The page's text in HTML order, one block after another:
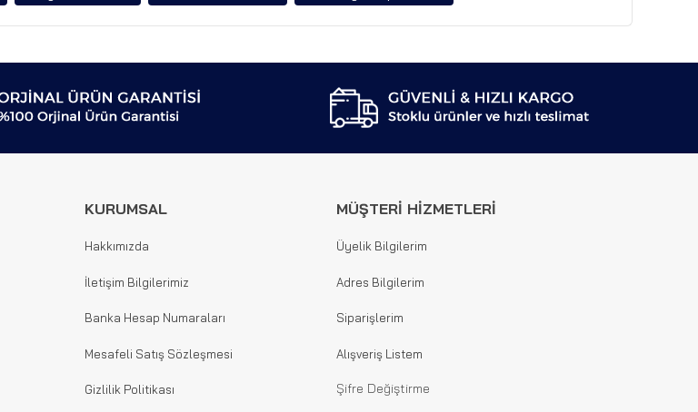
KURUMSAL
Hakkımızda
İletişim Bilgilerimiz
Banka Hesap Numaraları
Mesafeli Satış Sözleşmesi
Gizlilik Politikası
MÜŞTERİ HİZMETLERİ
Üyelik Bilgilerim
Adres Bilgilerim
Siparişlerim
Alışveriş Listem
Şifre Değiştirme